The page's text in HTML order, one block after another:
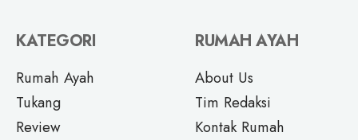
KATEGORI
Rumah Ayah
Tukang
Review
RUMAH AYAH
About Us
Tim Redaksi
Kontak Rumah